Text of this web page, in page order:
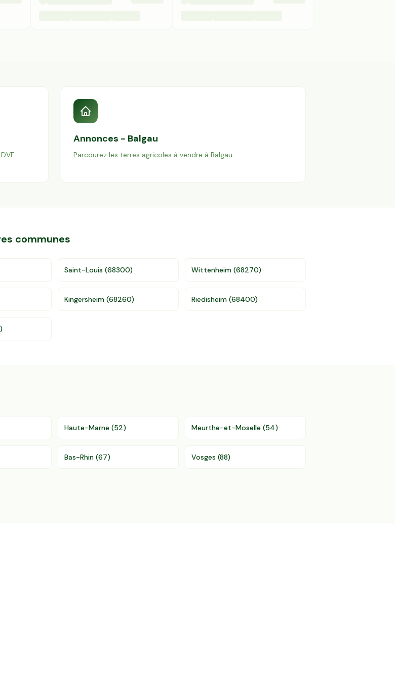
Annonces - Balgau
Parcourez les terres agricoles à vendre à Balgau.
communes
Saint-Louis (68300) Wittenheim (68270)
Kingersheim (68260) Riedisheim (68400)
)
Haute-Marne (52) Meurthe-et-Moselle (54)
Bas-Rhin (67) Vosges (88)